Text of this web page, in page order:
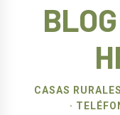
CASAS
·